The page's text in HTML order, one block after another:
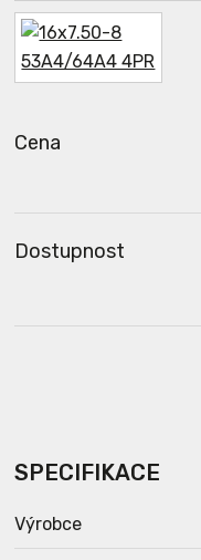
Cena
Dostupnost
SPECIFIKACE
Výrobce